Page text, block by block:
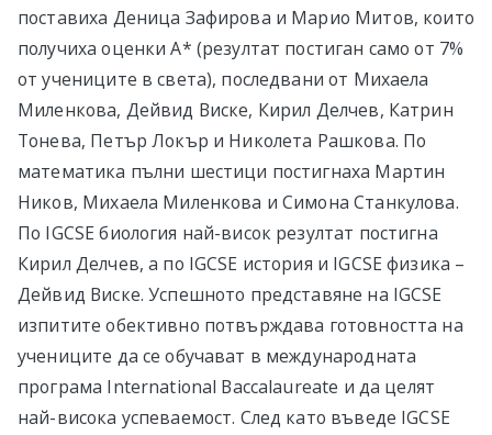
поставиха Деница Зафирова и Марио Митов, които
получиха оценки А* (резултат постиган само от 7%
от учениците в света), последвани от Михаела
Миленкова, Дейвид Виске, Кирил Делчев, Катрин
Тонева, Петър Локър и Николета Рашкова. По
математика пълни шестици постигнаха Мартин
Ников, Михаела Миленкова и Симона Станкулова.
По IGCSE биология най-висок резултат постигна
Кирил Делчев, а по IGCSE история и IGCSE физика –
Дейвид Виске. Успешното представяне на IGCSE
изпитите обективно потвърждава готовността на
учениците да се обучават в международната
програма International Baccalaureate и да целят
най-висока успеваемост. След като въведе IGCSE